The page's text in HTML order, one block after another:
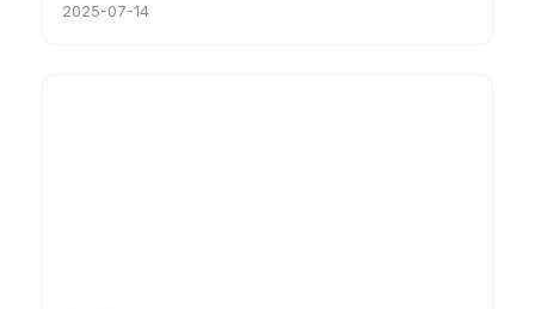
2025-07-14